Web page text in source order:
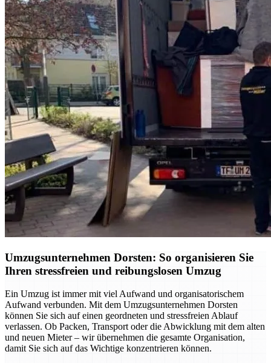
Umzugsunternehmen Dorsten: So organisieren Sie
Ihren stressfreien und reibungslosen Umzug
Ein Umzug ist immer mit viel Aufwand und organisatorischem
Aufwand verbunden. Mit dem Umzugsunternehmen Dorsten
können Sie sich auf einen geordneten und stressfreien Ablauf
verlassen. Ob Packen, Transport oder die Abwicklung mit dem alten
und neuen Mieter – wir übernehmen die gesamte Organisation,
damit Sie sich auf das Wichtige konzentrieren können.